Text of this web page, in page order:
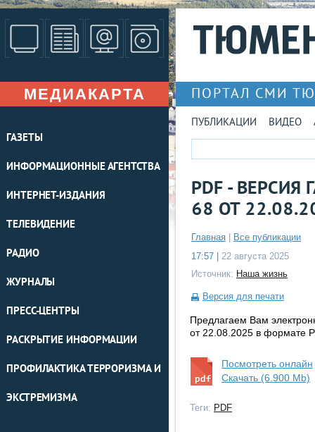
МЕДИАКАРТА
ГАЗЕТЫ
ИНФОРМАЦИОННЫЕ АГЕНТСТВА
ИНТЕРНЕТ-ИЗДАНИЯ
ТЕЛЕВИДЕНИЕ
РАДИО
ЖУРНАЛЫ
ПРЕСС-ЦЕНТРЫ
РАСКРЫТИЕ ИНФОРМАЦИИ
ПРОФИЛАКТИКА ТЕРРОРИЗМА И
ЭКСТРЕМИЗМА
ПОРТАЛ СМИ
ПУБЛИКАЦИИ ВИДЕО
PDF -
68 ОТ
Главная
Все публикации
17:57 |
22 августа 2025
Источник: Наша жизнь
Версия для печати
Предлагаем Вам
от 22.08.2025 в формате
Посмотреть онлайн
Скачать (6.900 Mb)
Теги: PDF